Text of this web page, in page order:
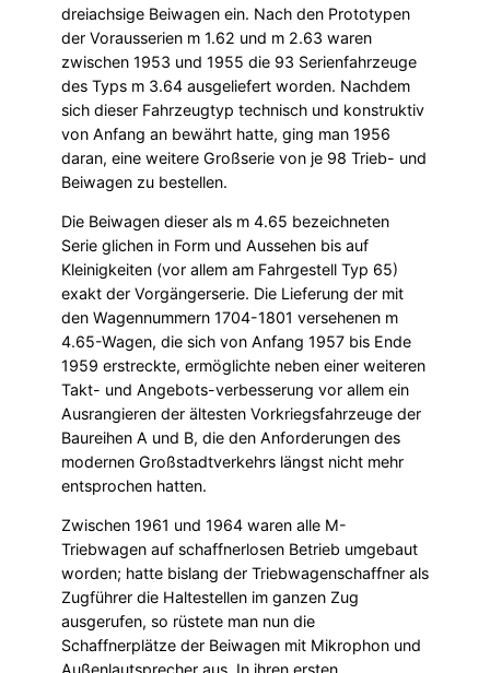
dreiachsige Beiwagen ein. Nach den Prototypen
der Voraus­serien m 1.62 und m 2.63 waren
zwischen 1953 und 1955 die 93 Serienfahrzeuge
des Typs m 3.64 ausgeliefert worden. Nachdem
sich dieser Fahrzeugtyp technisch und konstruktiv
von Anfang an bewährt hatte, ging man 1956
daran, eine weitere Großserie von je 98 Trieb- und
Beiwagen zu bestellen.
Die Beiwagen dieser als m 4.65 bezeichneten
Serie glichen in Form und Aussehen bis auf
Kleinigkeiten (vor allem am Fahrgestell Typ 65)
exakt der Vorgängerserie. Die Lieferung der mit
den Wagennummern 1704-1801 versehenen m
4.65-Wagen, die sich von Anfang 1957 bis Ende
1959 erstreckte, ermöglichte neben einer weiteren
Takt- und Angebots-verbesserung vor allem ein
Ausrangieren der ältesten Vorkriegsfahrzeuge der
Baureihen A und B, die den Anforderungen des
modernen Großstadtverkehrs längst nicht mehr
entsprochen hatten.
Zwischen 1961 und 1964 waren alle M-
Triebwagen auf schaffnerlosen Betrieb umgebaut
worden; hatte bislang der Triebwagenschaffner als
Zugführer die Haltestellen im ganzen Zug
ausgerufen, so rüstete man nun die
Schaffnerplätze der Beiwagen mit Mikrophon und